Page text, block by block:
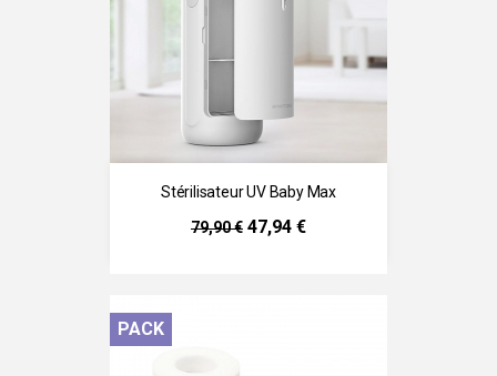
Stérilisateur UV Baby Max
Prix
79,90 € Prix
47,94 €
PACK